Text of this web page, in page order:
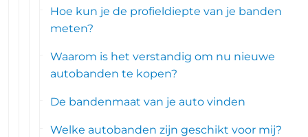
Hoe kun je de profieldiepte van je banden
meten?
Waarom is het verstandig om nu nieuwe
autobanden te kopen?
De bandenmaat van je auto vinden
Welke autobanden zijn geschikt voor mij?